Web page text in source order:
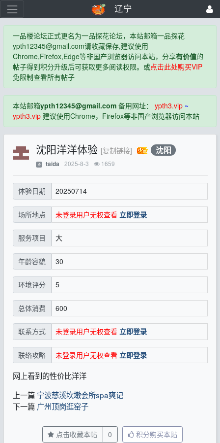
辽宁
一品楼论坛正式更名为一品探花论坛，本站邮箱一品探花
ypth12345@gmail.com请收藏保存,建议使用
Chrome,Firefox,Edge等非国产浏览器访问本站，分享有价值的
帖子得到积分升级后可获取更多阅读权限。或点击此处购买VIP
免限制查看所有帖子
本站邮箱ypth12345@gmail.com备用网址： ypth3.vip~
ypth3.vip建议使用Chrome，Firefox等非国产浏览器访问本站
沈阳洋洋体验 [复制链接] 沈阳
⭐ taida 2025-8-3 1659
体验日期 20250714
场所地点 未登录用户无权查看 立即登录
服务项目 大
年龄容貌 30
环境评分 5
总体消费 600
联系方式 未登录用户无权查看 立即登录
联络攻略 未登录用户无权查看 立即登录
网上看到的性价比洋洋
上一篇 宁波慈溪坎墩会所spa爽记
下一篇 广州顶岗逛窑子
点击收藏本帖 0 积分购买本贴